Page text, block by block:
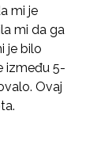
mi je
mi da ga
je bilo
između 5-
Ovaj